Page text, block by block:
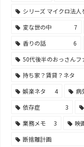
シリーズ マイクロ法人
変な世の中
7
香りの話
6
50代後半のおっさんフ
持ち家？賃貸？ネタ
娯楽ネタ
4 病
依存症
3
業務メモ
3 映
断捨離計画